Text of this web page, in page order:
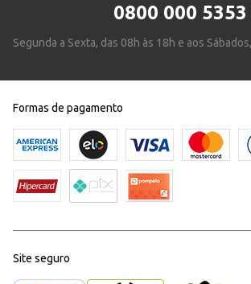
0800 000 5353
Segunda a Sexta, das 08h às 18h e aos
Formas de pagamento
Site seguro